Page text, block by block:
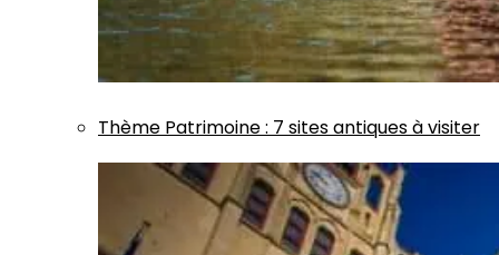
Thème Patrimoine: 7 sites antiques à visiter